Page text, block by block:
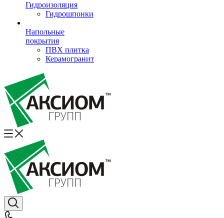
Гидроизоляция
Гидрошпонки
Напольные
покрытия
ПВХ плитка
Керамогранит